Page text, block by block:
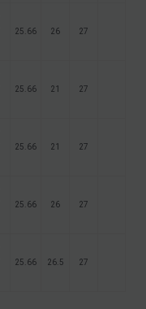
25.66 26 27
25.66 21 27
25.66 21 27
25.66 26 27
25.66 26.5 27